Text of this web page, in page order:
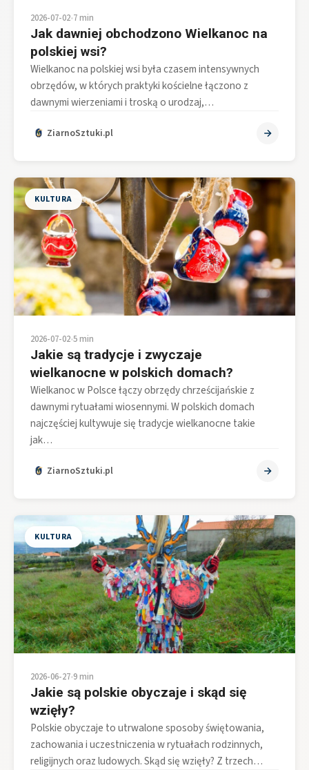
2026-07-02•7 min
Jak dawniej obchodzono Wielkanoc na
polskiej wsi?
Wielkanoc na polskiej wsi była czasem intensywnych
obrzędów, w których praktyki kościelne łączono z
dawnymi wierzeniami i troską o urodzaj,…
ZiarnoSztuki.pl
KULTURA
2026-07-02•5 min
Jakie są tradycje i zwyczaje
wielkanocne w polskich domach?
Wielkanoc w Polsce łączy obrzędy chrześcijańskie z
dawnymi rytuałami wiosennymi. W polskich domach
najczęściej kultywuje się tradycje wielkanocne takie
jak…
ZiarnoSztuki.pl
KULTURA
2026-06-27•9 min
Jakie są polskie obyczaje i skąd się
wzięły?
Polskie obyczaje to utrwalone sposoby świętowania,
zachowania i uczestniczenia w rytuałach rodzinnych,
religijnych oraz ludowych. Skąd się wzięły? Z trzech…